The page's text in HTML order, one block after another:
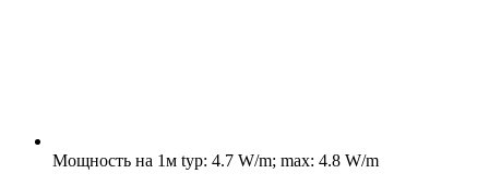
Мощность на 1м typ: 4.7 W/m; max: 4.8 W/m